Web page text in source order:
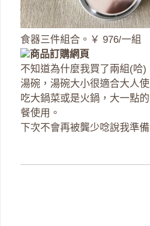
食器三件組合。￥ 976/一組
商品訂購網頁
不知道為什麼我買了兩組(哈)
湯碗，湯碗大小很適合大人
吃大鍋菜或是火鍋，大一點
餐使用。
下次不會再被龔少唸說我準